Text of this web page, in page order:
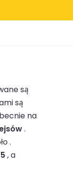
są
są
na
.
.
, a